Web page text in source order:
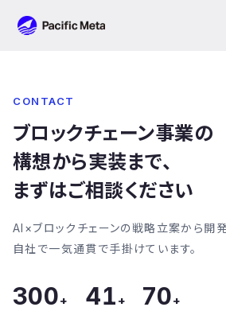
CONTACT
ブロックチェーン事業の
構想から実装まで、
まずはご相談ください
AI×ブロックチェーンの戦略立案から開発
自社で一気通貫で手掛けています。
300+ 41 + 70+